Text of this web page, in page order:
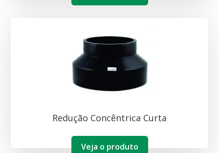
Redução Concêntrica Curta
Veja o produto